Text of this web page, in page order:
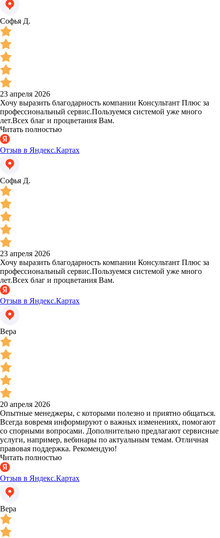
Софья Д.
23 апреля 2026
Хочу выразить благодарность компании Консультант Плюс за
профессиональный сервис.Пользуемся системой уже много
лет.Всех благ и процветания Вам.
Читать полностью
Отзыв в Яндекс.Картах
Софья Д.
23 апреля 2026
Хочу выразить благодарность компании Консультант Плюс за
профессиональный сервис.Пользуемся системой уже много
лет.Всех благ и процветания Вам.
Отзыв в Яндекс.Картах
Вера
20 апреля 2026
Опытные менеджеры, с которыми полезно и приятно общаться.
Всегда вовремя информируют о важных изменениях, помогают
со спорными вопросами. Дополнительно предлагают сервисные
услуги, например, вебинары по актуальным темам. Отличная
правовая поддержка. Рекомендую!
Читать полностью
Отзыв в Яндекс.Картах
Вера